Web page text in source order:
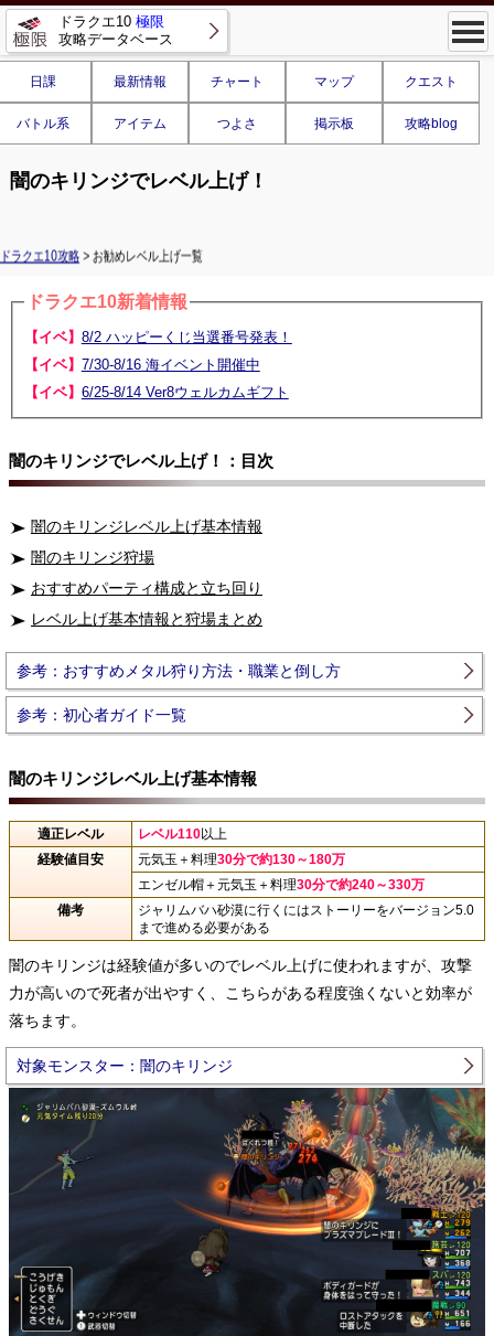
ドラクエ10 極限
攻略データベース
日課 最新情報 チャート マップ クエスト
バトル系 アイテム つよさ 掲示板 攻略blog
闇のキリンジでレベル上げ！
ドラクエ10攻略 > お勧めレベル上げ一覧
ドラクエ10新着情報
【イベ】 8/2 ハッピーくじ当選番号発表！
【イベ】 7/30-8/16 海イベント開催中
【イベ】 6/25-8/14 Ver8ウェルカムギフト
闇のキリンジでレベル上げ！：目次
闇のキリンジレベル上げ基本情報
闇のキリンジ狩場
おすすめパーティ構成と立ち回り
レベル上げ基本情報と狩場まとめ
参考：おすすめメタル狩り方法・職業と倒し方
参考：初心者ガイド一覧
闇のキリンジレベル上げ基本情報
適正レベル レベル110以上
経験値目安
元気玉＋料理30分で約130～180万
エンゼル帽＋元気玉＋料理30分で約240～330万
備考
ジャリムバハ砂漠に行くにはストーリーをバージョン5.0
まで進める必要がある
闇のキリンジは経験値が多いのでレベル上げに使われますが、攻撃
力が高いので死者が出やすく、こちらがある程度強くないと効率が
落ちます。
対象モンスター：闇のキリンジ